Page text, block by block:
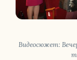
Ви­део­сю­жет: